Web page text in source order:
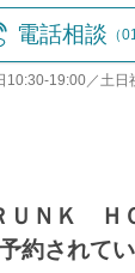
電話相談 （
10:30-19:00／土日
ＵＮＫ Ｈ
約されて